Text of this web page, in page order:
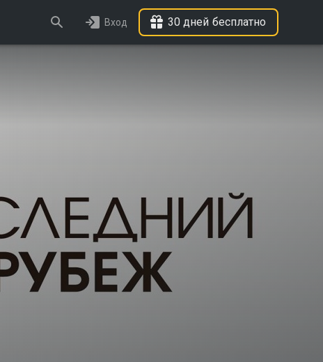
Вход 30 дней бесплатно